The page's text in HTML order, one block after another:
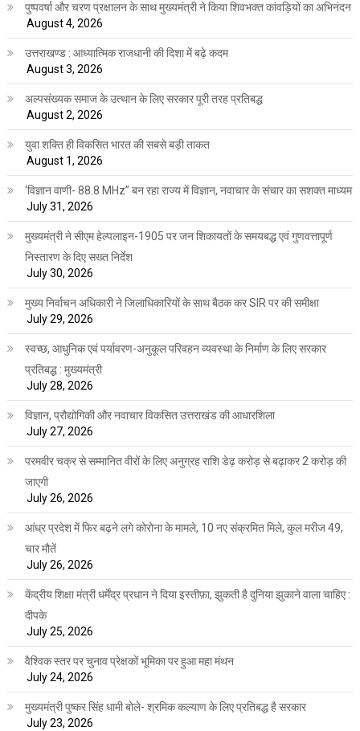
पुष्पवर्षा और चरण प्रक्षालन के साथ मुख्यमंत्री ने किया शिवभक्त कांवड़ियों का अभिनंदन
August 4, 2026
उत्तराखण्ड : आध्यात्मिक राजधानी की दिशा में बढ़े कदम
August 3, 2026
अल्पसंख्यक समाज के उत्थान के लिए सरकार पूरी तरह प्रतिबद्ध
August 2, 2026
युवा शक्ति ही विकसित भारत की सबसे बड़ी ताकत
August 1, 2026
‘विज्ञान वाणी- 88.8 MHz” बन रहा राज्य में विज्ञान, नवाचार के संचार का सशक्त माध्यम
July 31, 2026
मुख्यमंत्री ने सीएम हेल्पलाइन-1905 पर जन शिकायतों के समयबद्ध एवं गुणवत्तापूर्ण
निस्तारण के दिए सख्त निर्देश
July 30, 2026
मुख्य निर्वाचन अधिकारी ने जिलाधिकारियों के साथ बैठक कर SIR पर की समीक्षा
July 29, 2026
स्वच्छ, आधुनिक एवं पर्यावरण-अनुकूल परिवहन व्यवस्था के निर्माण के लिए सरकार
प्रतिबद्ध : मुख्यमंत्री
July 28, 2026
विज्ञान, प्रौद्योगिकी और नवाचार विकसित उत्तराखंड की आधारशिला
July 27, 2026
परमवीर चक्र से सम्मानित वीरों के लिए अनुग्रह राशि डेढ़ करोड़ से बढ़ाकर 2 करोड़ की
जाएगी
July 26, 2026
आंध्र प्रदेश में फिर बढ़ने लगे कोरोना के मामले, 10 नए संक्रमित मिले, कुल मरीज 49,
चार मौतें
July 26, 2026
केंद्रीय शिक्षा मंत्री धर्मेंद्र प्रधान ने दिया इस्तीफ़ा, झुकती है दुनिया झुकाने वाला चाहिए :
दीपके
July 25, 2026
वैश्विक स्तर पर चुनाव प्रेक्षकों भूमिका पर हुआ महा मंथन
July 24, 2026
मुख्यमंत्री पुष्कर सिंह धामी बोले- श्रमिक कल्याण के लिए प्रतिबद्ध है सरकार
July 23, 2026